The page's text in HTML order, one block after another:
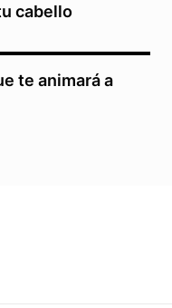
cabello
te animará a